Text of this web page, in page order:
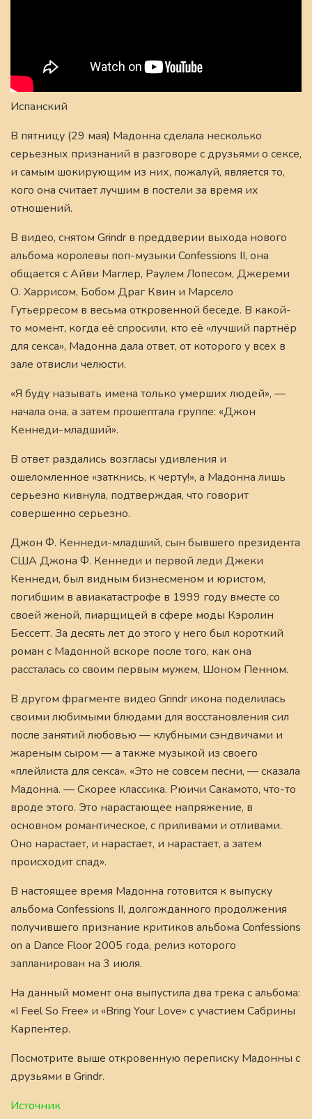
Испанский
В пятницу (29 мая) Мадонна сделала несколько
серьезных признаний в разговоре с друзьями о сексе,
и самым шокирующим из них, пожалуй, является то,
кого она считает лучшим в постели за время их
отношений.
В видео, снятом Grindr в преддверии выхода нового
альбома королевы поп-музыки Confessions II, она
общается с Айви Маглер, Раулем Лопесом, Джереми
О. Харрисом, Бобом Драг Квин и Марсело
Гутьерресом в весьма откровенной беседе. В какой-
то момент, когда её спросили, кто её «лучший партнёр
для секса», Мадонна дала ответ, от которого у всех в
зале отвисли челюсти.
«Я буду называть имена только умерших людей», —
начала она, а затем прошептала группе: «Джон
Кеннеди-младший».
В ответ раздались возгласы удивления и
ошеломленное «заткнись, к черту!», а Мадонна лишь
серьезно кивнула, подтверждая, что говорит
совершенно серьезно.
Джон Ф. Кеннеди-младший, сын бывшего президента
США Джона Ф. Кеннеди и первой леди Джеки
Кеннеди, был видным бизнесменом и юристом,
погибшим в авиакатастрофе в 1999 году вместе со
своей женой, пиарщицей в сфере моды Кэролин
Бессетт. За десять лет до этого у него был короткий
роман с Мадонной вскоре после того, как она
рассталась со своим первым мужем, Шоном Пенном.
В другом фрагменте видео Grindr икона поделилась
своими любимыми блюдами для восстановления сил
после занятий любовью — клубными сэндвичами и
жареным сыром — а также музыкой из своего
«плейлиста для секса». «Это не совсем песни, — сказала
Мадонна. — Скорее классика. Рюичи Сакамото, что-то
вроде этого. Это нарастающее напряжение, в
основном романтическое, с приливами и отливами.
Оно нарастает, и нарастает, и нарастает, а затем
происходит спад».
В настоящее время Мадонна готовится к выпуску
альбома Confessions II, долгожданного продолжения
получившего признание критиков альбома Confessions
on a Dance Floor 2005 года, релиз которого
запланирован на 3 июля.
На данный момент она выпустила два трека с альбома:
«I Feel So Free» и «Bring Your Love» с участием Сабрины
Карпентер.
Посмотрите выше откровенную переписку Мадонны с
друзьями в Grindr.
Источник